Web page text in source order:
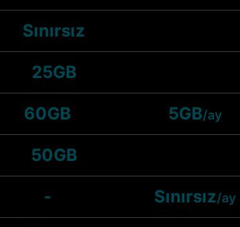
Sınırsız
25GB
60GB 5GB/ay
50GB
- Sınırsız/ay